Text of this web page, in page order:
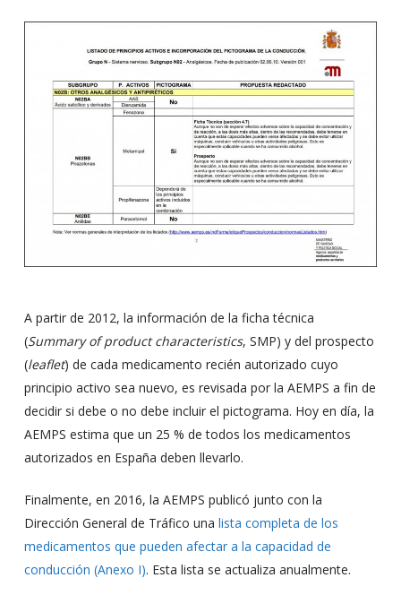
A partir de 2012, la información de la ficha técnica
(Summary of product characteristics, SMP) y del prospecto
(leaflet) de cada medicamento recién autorizado cuyo
principio activo sea nuevo, es revisada por la AEMPS a fin de
decidir si debe o no debe incluir el pictograma. Hoy en día, la
AEMPS estima que un 25 % de todos los medicamentos
autorizados en España deben llevarlo.
Finalmente, en 2016, la AEMPS publicó junto con la
Dirección General de Tráfico una lista completa de los
medicamentos que pueden afectar a la capacidad de
conducción (Anexo I). Esta lista se actualiza anualmente.